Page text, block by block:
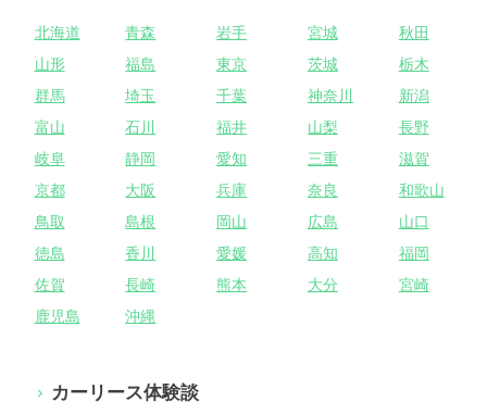
北海道 青森 岩手 宮城
秋田
山形
福島 東京 茨城
栃木
群馬
埼玉 千葉 神奈川
新潟
富山
石川 福井 山梨
長野
岐阜
静岡 愛知 三重
滋賀
京都
大阪 兵庫 奈良
和歌山
鳥取
島根 岡山 広島
山口
徳島
香川 愛媛 高知
福岡
佐賀
長崎 熊本 大分
宮崎
鹿児島
沖縄
カーリース体験談